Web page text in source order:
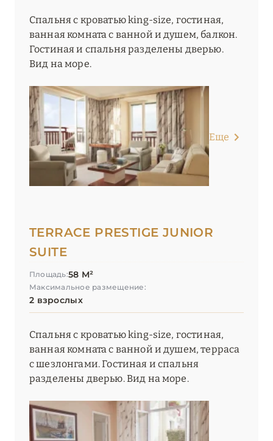
Спальня с кроватью king-size, гостиная,
ванная комната с ванной и душем, балкон.
Гостиная и спальня разделены дверью.
Вид на море.
Еще
TERRACE PRESTIGE JUNIOR
SUITE
Площадь:58 М²
Максимальное размещение:
2 взрослых
Спальня с кроватью king-size, гостиная,
ванная комната с ванной и душем, терраса
с шезлонгами. Гостиная и спальня
разделены дверью. Вид на море.